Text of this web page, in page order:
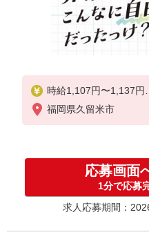
時給1,107円〜1,137円
★土日祝日は時給100円
福岡県久留米市
応募画面
1分で応募
求人応募期間：